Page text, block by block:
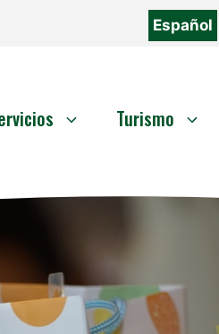
Español
Turismo